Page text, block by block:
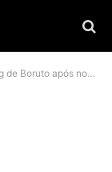
após novo capítulo